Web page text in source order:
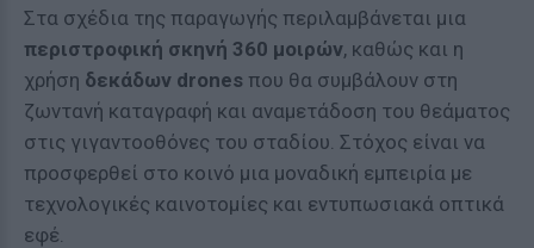
Στα σχέδια της παραγωγής περιλαμβάνεται μια
περιστροφική σκηνή 360 μοιρών, καθώς και η
χρήση δεκάδων drones που θα συμβάλουν στη
ζωντανή καταγραφή και αναμετάδοση του θεάματος
στις γιγαντοοθόνες του σταδίου. Στόχος είναι να
προσφερθεί στο κοινό μια μοναδική εμπειρία με
τεχνολογικές καινοτομίες και εντυπωσιακά οπτικά
εφέ.